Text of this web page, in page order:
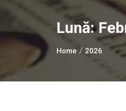
Lună:
Home 2026